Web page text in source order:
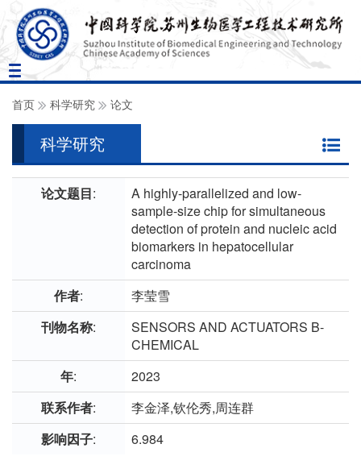
Toggle
navigation
首页 科学研究 论文
科学研究
论文题目:
A highly-parallelized and low-
sample-size chip for simultaneous
detection of protein and nucleic acid
biomarkers in hepatocellular
carcinoma
作者:
李莹雪
刊物名称:
SENSORS AND ACTUATORS B-
CHEMICAL
年:
2023
联系作者:
李金泽,钦伦秀,周连群
影响因子: 6.984